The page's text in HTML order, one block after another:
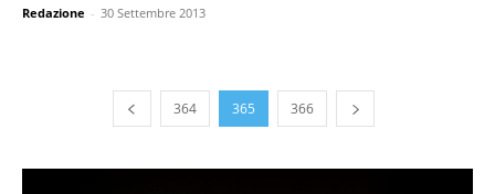
Redazione - 30 Settembre 2013
364 365 366